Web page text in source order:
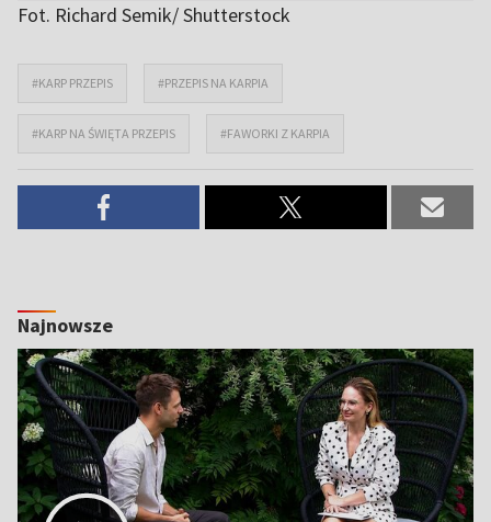
Fot. Richard Semik/ Shutterstock
#KARP PRZEPIS #PRZEPIS NA KARPIA
#KARP NA ŚWIĘTA PRZEPIS #FAWORKI Z KARPIA
Najnowsze